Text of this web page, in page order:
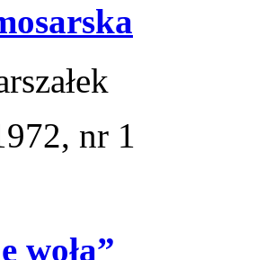
nr 1
woła”